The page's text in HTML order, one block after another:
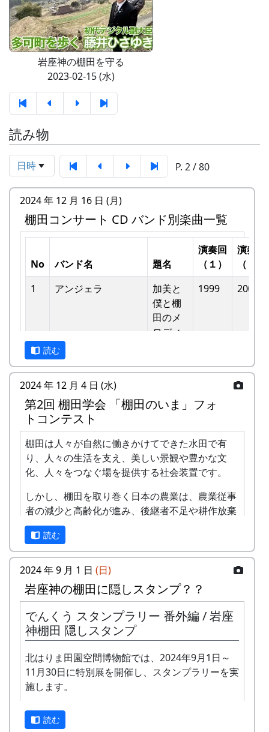
岩座神の棚田を守る
2023-02-15 (水)
読み物
日時 P. 2 / 80
2024 年 12 月 16 日 (月)
棚田コンサート CD バンド別楽曲一覧
No バンド名 題名
演奏回
（１）
演奏回
（２）
1
アンジェラ
加美と
僕と棚
⽥のメ
ロディ
1999 2002
- アンジェラ
⽥の中
- アンジェラ
棚⽥の
1999
- アンジェラ
棚⽥の
ステー
ジへ
1999
- アンジェラ
⻩⾦の
海
1999
2
グリーンマウンテン
ボーイズ
みんな
-
グリーンマウンテン
ボーイズ
あした
は帰ろ
2000
ボーイズ
ってい
る
2002
読む
2024 年 12 月 4 日 (水)
第2回 棚田学会 「棚田のいま」フォ
トコンテスト
棚田は人々が自然に働きかけてできた水田で有
り、人々の生活を支え、美しい景観や豊かな文
化、人々をつなぐ場を提供する社会装置です。
しかし、棚田を取り巻く日本の農業は、農業従事
者の減少と高齢化が進み、後継者不足や耕作放棄
地の増大を生じています。
このような危機に直面している日本の農業・農村
を守るためには、その基盤となる棚田を維持・保
全することが国民共通の課題となっています。
棚田学会は、長年にわたり棚田に関する研究・啓
蒙を行ってきましたが、新たに「棚田のいま」を
テーマに棚田の現状を写真に捉え、広く国民に発
信して棚田の維持・保全に寄与したいと考え、こ
こに、棚田学会主催の第2回 棚田学会 「棚田のい
ま」 フォトコンテストを下記のように開催しま
す。奮ってご応募ください。
読む
2024 年 9 月 1 日 (日)
岩座神の棚田に隠しスタンプ？？
でんくう スタンプラリー 番外編 / 岩座
神棚田 隠しスタンプ
北はりま田園空間博物館では、2024年9月1日～
11月30日に特別展を開催し、スタンプラリーを実
施します。
正式なスタンプラリーは何カ所も行かないと達成
できませんが、No. 173 「棚田の里 岩座神」に
読む